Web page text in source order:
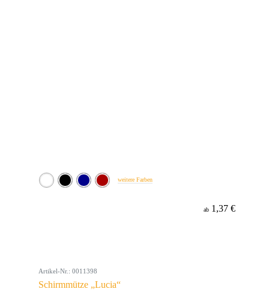
weitere Farben
ab 1,37 €
Artikel-Nr.: 0011398
Schirmmütze „Lucia“